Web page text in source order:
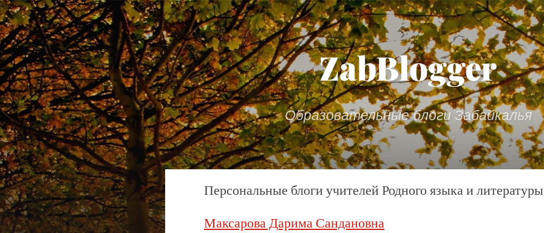
ZabBlogger
Образовательные блоги Забайкалья
Персональные блоги учителей Родного языка и литературы
Максарова Дарима Сандановна